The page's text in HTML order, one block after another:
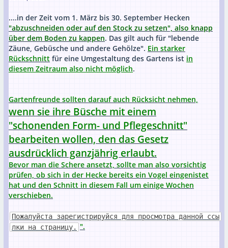
....in der Zeit vom 1. März bis 30. September Hecken
"abzuschneiden oder auf den Stock zu setzen", also knapp
über dem Boden zu kappen. Das gilt auch für "lebende
Zäune, Gebüsche und andere Gehölze". Ein starker
Rückschnitt für eine Umgestaltung des Gartens ist in
diesem Zeitraum also nicht möglich.
Gartenfreunde sollten darauf auch Rücksicht nehmen,
wenn sie ihre Büsche mit einem
"schonenden Form- und Pflegeschnitt"
bearbeiten wollen, den das Gesetz
ausdrücklich ganzjährig erlaubt.
Bevor man die Schere ansetzt, sollte man also vorsichtig
prüfen, ob sich in der Hecke bereits ein Vogel eingenistet
hat und den Schnitt in diesem Fall um einige Wochen
verschieben.
Пожалуйста зарегистрируйся для просмотра данной ссы
лки на страницу.
".